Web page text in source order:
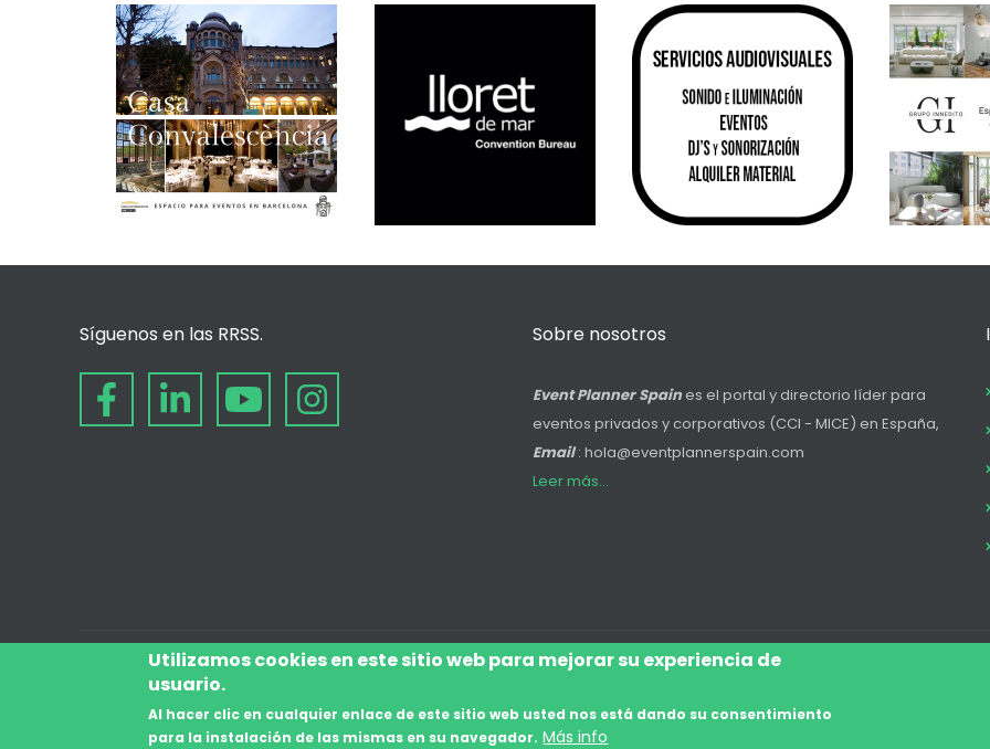
Síguenos en las RRSS. Sobre nosotros
Event Planner Spaines el portal y directorio líder para
eventos privados y corporativos (CCI - MICE) en España,
Email: hola@eventplannerspain.com
Leer más...
© desde 2006
Footer
Utilizamos cookies en este sitio web para mejorar su experiencia de
usuario.
Al hacer clic en cualquier enlace de este sitio web usted nos está dando su consentimiento
para la instalación de las mismas en su navegador. Más info